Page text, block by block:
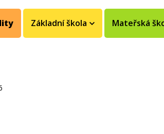
Základní škola Mateřská